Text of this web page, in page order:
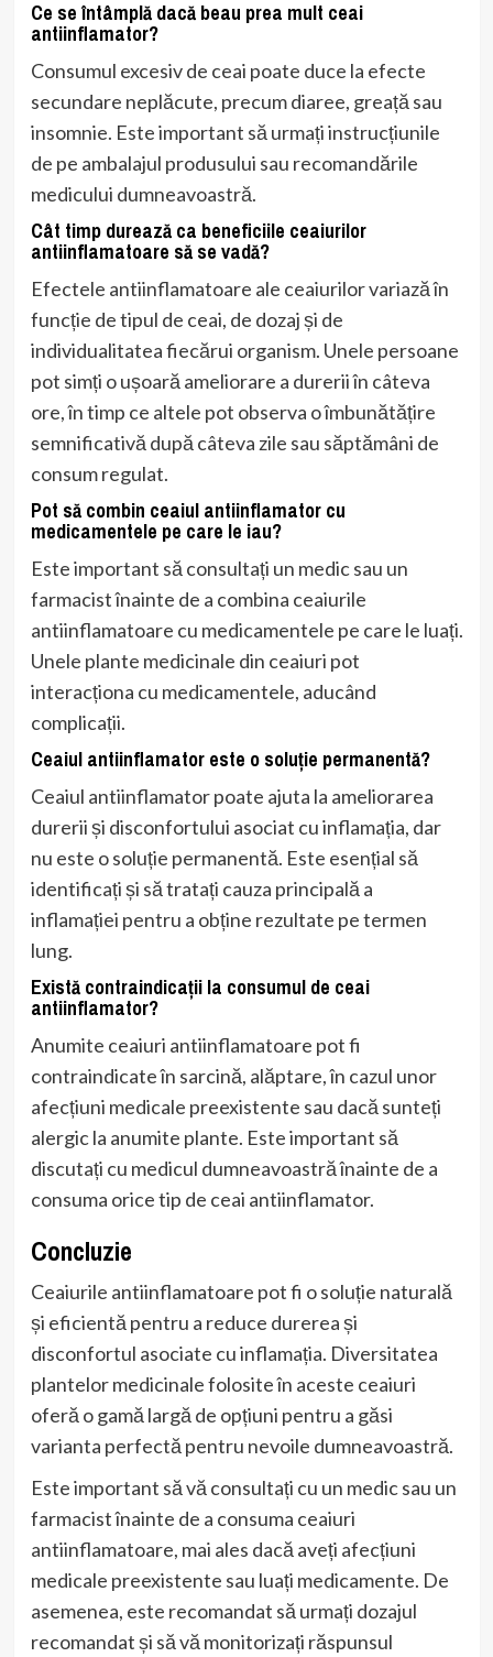
Ce se întâmplă dacă beau prea mult ceai
antiinflamator?
Consumul excesiv de ceai poate duce la efecte
secundare neplăcute, precum diaree, greață sau
insomnie. Este important să urmați instrucțiunile
de pe ambalajul produsului sau recomandările
medicului dumneavoastră.
Cât timp durează ca beneficiile ceaiurilor
antiinflamatoare să se vadă?
Efectele antiinflamatoare ale ceaiurilor variază în
funcție de tipul de ceai, de dozaj și de
individualitatea fiecărui organism. Unele persoane
pot simți o ușoară ameliorare a durerii în câteva
ore, în timp ce altele pot observa o îmbunătățire
semnificativă după câteva zile sau săptămâni de
consum regulat.
Pot să combin ceaiul antiinflamator cu
medicamentele pe care le iau?
Este important să consultați un medic sau un
farmacist înainte de a combina ceaiurile
antiinflamatoare cu medicamentele pe care le luați.
Unele plante medicinale din ceaiuri pot
interacționa cu medicamentele, aducând
complicații.
Ceaiul antiinflamator este o soluție permanentă?
Ceaiul antiinflamator poate ajuta la ameliorarea
durerii și disconfortului asociat cu inflamația, dar
nu este o soluție permanentă. Este esențial să
identificați și să tratați cauza principală a
inflamației pentru a obține rezultate pe termen
lung.
Există contraindicații la consumul de ceai
antiinflamator?
Anumite ceaiuri antiinflamatoare pot fi
contraindicate în sarcină, alăptare, în cazul unor
afecțiuni medicale preexistente sau dacă sunteți
alergic la anumite plante. Este important să
discutați cu medicul dumneavoastră înainte de a
consuma orice tip de ceai antiinflamator.
Concluzie
Ceaiurile antiinflamatoare pot fi o soluție naturală
și eficientă pentru a reduce durerea și
disconfortul asociate cu inflamația. Diversitatea
plantelor medicinale folosite în aceste ceaiuri
oferă o gamă largă de opțiuni pentru a găsi
varianta perfectă pentru nevoile dumneavoastră.
Este important să vă consultați cu un medic sau un
farmacist înainte de a consuma ceaiuri
antiinflamatoare, mai ales dacă aveți afecțiuni
medicale preexistente sau luați medicamente. De
asemenea, este recomandat să urmați dozajul
recomandat și să vă monitorizați răspunsul